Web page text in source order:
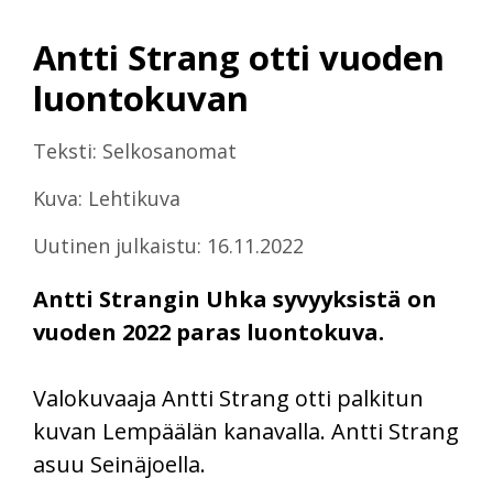
Antti Strang otti vuoden
luontokuvan
Teksti: Selkosanomat
Kuva: Lehtikuva
Uutinen julkaistu: 16.11.2022
Antti Strangin Uhka syvyyksistä on
vuoden 2022 paras luontokuva.
Valokuvaaja Antti Strang otti palkitun
kuvan Lempäälän kanavalla. Antti Strang
asuu Seinäjoella.